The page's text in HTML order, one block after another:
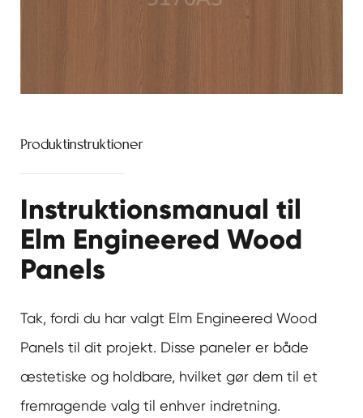
Produktinstruktioner
Instruktionsmanual til
Elm Engineered Wood
Panels
Tak, fordi du har valgt Elm Engineered Wood
Panels til dit projekt. Disse paneler er både
æstetiske og holdbare, hvilket gør dem til et
fremragende valg til enhver indretning.